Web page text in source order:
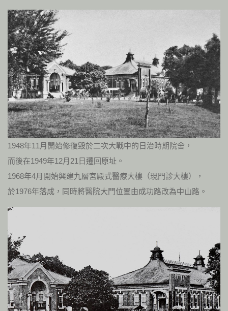
1948年11月開始修復毀於二次大戰中的日治時期院舍，
而後在1949年12月21日遷回原址。
1968年4月開始興建九層宮殿式醫療大樓（現門診大樓），
於1976年落成，同時將醫院大門位置由成功路改為中山路。